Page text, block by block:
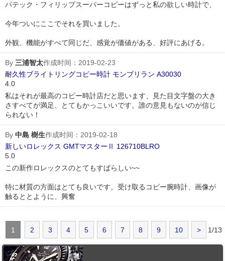
パテック・フィリップスーパーコピーはずっと私の欲しい時計で、
今年ついにここでそれを買いました。
外観、機能がすべて同じだ、感覚が価値がある、好評にあげる。
By 三浦智太作成时间：2019-02-23
耐久性ブライトリングコピー時計 モンブリラン A30030
4.0
私はそれが最高のコピー時計店だと思います、見た目文字盤の大き
さすべてが満足、とてもかっこいいです。誰の意見もないのが信じ
られない！
By 中島 樹生作成时间：2019-02-18
新しいロレックス GMTマスターⅡ 126710BLRO
5.0
この新作ロレックスのとてもすばらしい~~
特に材質の方面はとても良いです。受け取るコピー腕時計、画像が
触るととように、興奮
1 2 3 4 5 6 7 8 9 10 > 1/13